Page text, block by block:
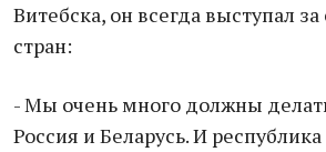
Витебска, он всегда выступал
стран:
- Мы очень много должны
Россия и Беларусь. И